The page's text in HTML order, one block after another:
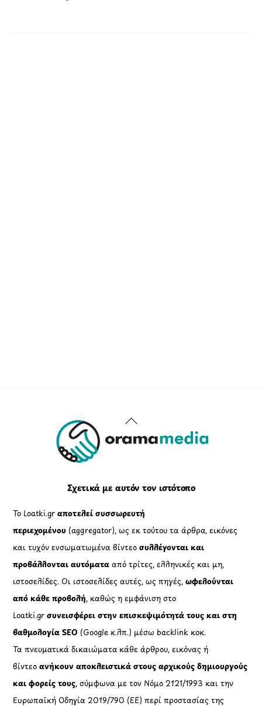
Back
To
Σχετικά με αυτόν τον ιστότοπο
Το Loatki.grαποτελεί συσσωρευτή
περιεχομένου (aggregator), ως εκ τούτου τα άρθρα, εικόνες
και τυχόν ενσωματωμένα βίντεοσυλλέγονται και
προβάλλονται αυτόματααπό τρίτες, ελληνικές και μη,
ιστοσελίδες. Οι ιστοσελίδες αυτές, ως πηγές,ωφελούνται
από κάθε προβολή, καθώς η εμφάνιση στο
Loatki.gr συνεισφέρει στην επισκεψιμότητά τους και στη
βαθμολογία SEO (Google κ.λπ.) μέσω backlink κοκ.
Τα πνευματικά δικαιώματα κάθε άρθρου, εικόνας ή
βίντεοανήκουν αποκλειστικά στους αρχικούς δημιουργούς
και φορείς τους, σύμφωνα με τον Νόμο 2121/1993 και την
Ευρωπαϊκή Οδηγία 2019/790 (ΕΕ) περί προστασίας της